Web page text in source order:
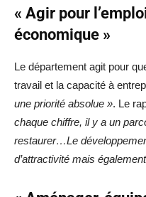
« Agir pour
économique »
Le département agit pour
travail et la capacité à
une priorité absolue ». Le
chaque chiffre, il y a un
restaurer…Le
d’attractivité mais